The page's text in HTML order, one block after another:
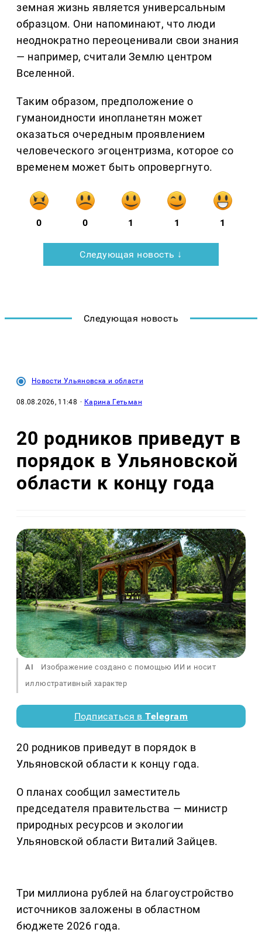
земная жизнь является универсальным
образцом. Они напоминают, что люди
неоднократно переоценивали свои знания
— например, считали Землю центром
Вселенной.
Таким образом, предположение о
гуманоидности инопланетян может
оказаться очередным проявлением
человеческого эгоцентризма, которое со
временем может быть опровергнуто.
0 0 1 1 1
Следующая новость ↓
Следующая новость
Новости Ульяновска и области
08.08.2026, 11:48 · Карина Гетьман
20 родников приведут в
порядок в Ульяновской
области к концу года
AI
Изображение создано с помощью ИИ и носит
иллюстративный характер
Подписаться вTelegram
20 родников приведут в порядок в
Ульяновской области к концу года.
О планах сообщил заместитель
председателя правительства — министр
природных ресурсов и экологии
Ульяновской области Виталий Зайцев.
Три миллиона рублей на благоустройство
источников заложены в областном
бюджете 2026 года.